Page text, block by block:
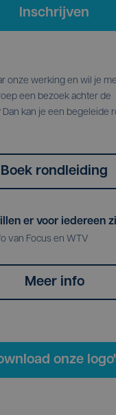
Inschrijven
onze werking en wil je
een bezoek achter de
kan je een begeleide
Boek rondleiding
er voor iedereen
van Focus en WTV
Meer info
onze